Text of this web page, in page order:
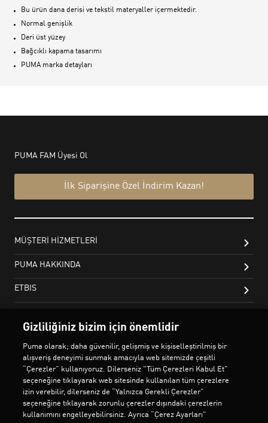
Bu ürün dana derisi ve tekstil materyaller içermektedir.
Normal genişlik
Deri üst yüzey
Bağcıklı kapama tasarımı
PUMA marka detayları
Gizliliğiniz bizim için önemlidir
Puma olarak; daha güvenilir, gelişmiş ve kişiselleştirilmiş bir
alışveriş deneyimi sunmak amacıyla web sitemizde çeşitli
“Çerezler” kullanıyoruz. Dilerseniz "Tüm Çerezleri Kabul Et"
seçeneğine tıklayarak web sitesinde kullanılan tüm çerezlere
izin verebilir, dilerseniz de “Yalnızca Gerekli Çerezler”
seçeneğine tıklayarak zorunlu çerezler dışındaki çerezlerin
kullanımını engelleyebilirsiniz. Ayrıca “Çerez Ayarları”